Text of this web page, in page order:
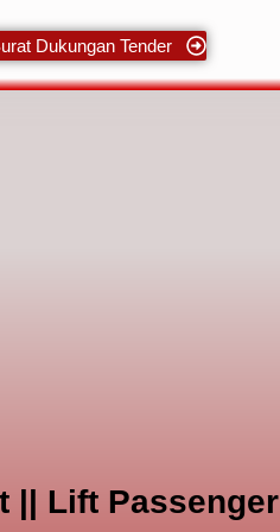
Dukungan Tender
|| Lift Passenger